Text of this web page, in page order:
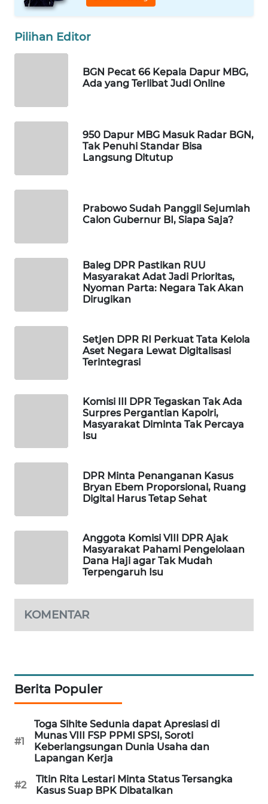
Pilihan Editor
BGN Pecat 66 Kepala Dapur MBG,
Ada yang Terlibat Judi Online
950 Dapur MBG Masuk Radar BGN,
Tak Penuhi Standar Bisa
Langsung Ditutup
Prabowo Sudah Panggil Sejumlah
Calon Gubernur BI, Siapa Saja?
Baleg DPR Pastikan RUU
Masyarakat Adat Jadi Prioritas,
Nyoman Parta: Negara Tak Akan
Dirugikan
Setjen DPR RI Perkuat Tata Kelola
Aset Negara Lewat Digitalisasi
Terintegrasi
Komisi III DPR Tegaskan Tak Ada
Surpres Pergantian Kapolri,
Masyarakat Diminta Tak Percaya
Isu
DPR Minta Penanganan Kasus
Bryan Ebem Proporsional, Ruang
Digital Harus Tetap Sehat
Anggota Komisi VIII DPR Ajak
Masyarakat Pahami Pengelolaan
Dana Haji agar Tak Mudah
Terpengaruh Isu
KOMENTAR
Berita Populer
#1
Toga Sihite Sedunia dapat Apresiasi di
Munas VIII FSP PPMI SPSI, Soroti
Keberlangsungan Dunia Usaha dan
Lapangan Kerja
#2
Titin Rita Lestari Minta Status Tersangka
Kasus Suap BPK Dibatalkan
ID
PLN
WATCH
FORWAMKI
SITUNGIR
METRO
SIANTAR
NEWS
NEWS
JAKARTA
NEWS
NEWS